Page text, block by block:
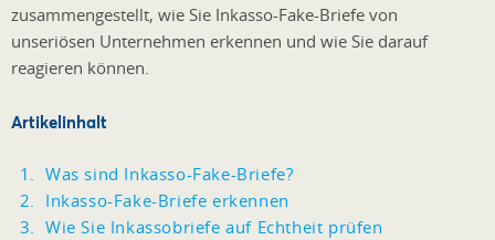
zusammengestellt, wie Sie Inkasso-Fake-Briefe von
unseriösen Unternehmen erkennen und wie Sie darauf
reagieren können.
Artikelinhalt
Was sind Inkasso-Fake-Briefe?
Inkasso-Fake-Briefe erkennen
Wie Sie Inkassobriefe auf Echtheit prüfen